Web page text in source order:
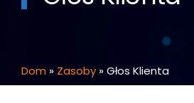
Dom » Zasoby »Głos Klienta